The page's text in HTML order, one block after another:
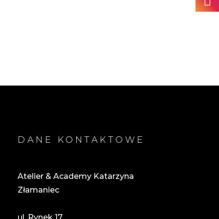
DANE KONTAKTOWE
Atelier & Academy Katarzyna
Złamaniec